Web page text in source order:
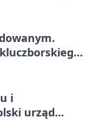
i
urząd